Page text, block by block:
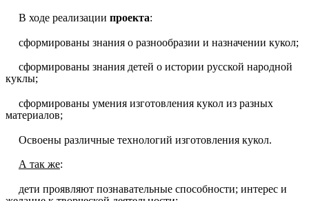
В ходе реализации проекта:
сформированы знания о разнообразии и назначении кукол;
сформированы знания детей о истории русской народной
куклы;
сформированы умения изготовления кукол из разных
материалов;
Освоены различные технологий изготовления кукол.
А так же:
дети проявляют познавательные способности; интерес и